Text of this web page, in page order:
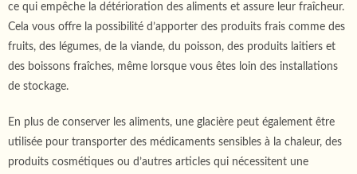
ce qui empêche la détérioration des aliments et assure leur fraîcheur.
Cela vous offre la possibilité d’apporter des produits frais comme des
fruits, des légumes, de la viande, du poisson, des produits laitiers et
des boissons fraîches, même lorsque vous êtes loin des installations
de stockage.
En plus de conserver les aliments, une glacière peut également être
utilisée pour transporter des médicaments sensibles à la chaleur, des
produits cosmétiques ou d’autres articles qui nécessitent une